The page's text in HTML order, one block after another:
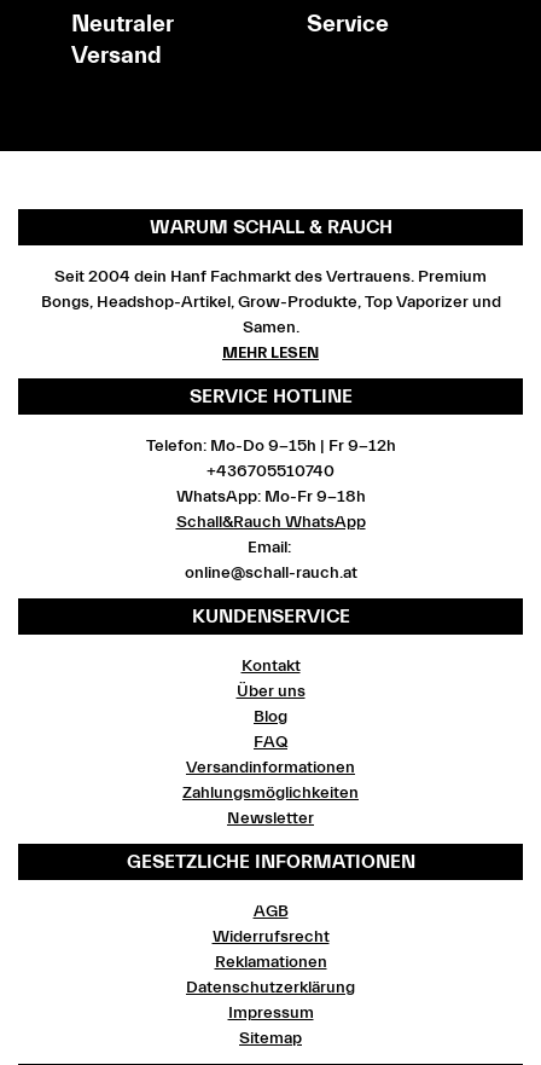
Neutraler
Versand
Service
WARUM SCHALL & RAUCH
Seit 2004 dein Hanf Fachmarkt des Vertrauens. Premium
Bongs, Headshop-Artikel, Grow-Produkte, Top Vaporizer und
Samen.
MEHR LESEN
SERVICE HOTLINE
Telefon: Mo-Do 9-15h | Fr 9-12h
+436705510740
WhatsApp: Mo-Fr 9-18h
Schall&Rauch WhatsApp
Email:
online@schall-rauch.at
KUNDENSERVICE
Kontakt
Über uns
Blog
FAQ
Versandinformationen
Zahlungsmöglichkeiten
Newsletter
GESETZLICHE INFORMATIONEN
AGB
Widerrufsrecht
Reklamationen
Datenschutzerklärung
Impressum
Sitemap